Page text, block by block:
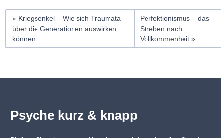
Kriegsenkel – Wie sich Traumata
über die Generationen auswirken
können.
Perfektionismus – das
Streben nach
Vollkommenheit
Psyche kurz & knapp